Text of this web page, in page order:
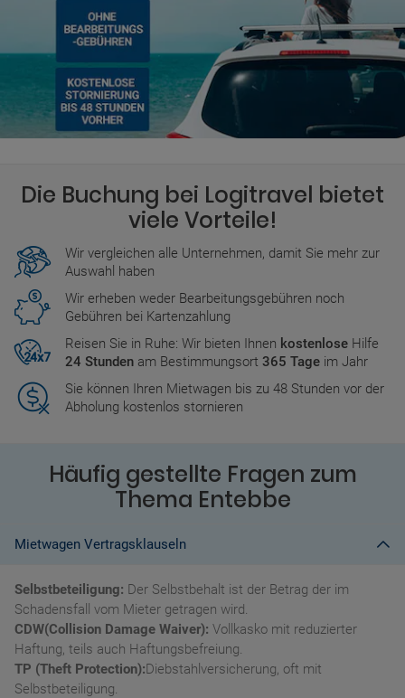
Die Buchung bei Logitravel bietet
viele Vorteile!
Wir vergleichen alle Unternehmen, damit Sie mehr zur
Auswahl haben
Wir erheben weder Bearbeitungsgebühren noch
Gebühren bei Kartenzahlung
Reisen Sie in Ruhe: Wir bieten Ihnen kostenlose Hilfe
24 Stunden am Bestimmungsort 365 Tage im Jahr
Sie können Ihren Mietwagen bis zu 48 Stunden vor der
Abholung kostenlos stornieren
Häufig gestellte Fragen zum
Thema Entebbe
Mietwagen Vertragsklauseln
Selbstbeteiligung: Der Selbstbehalt ist der Betrag der im
Schadensfall vom Mieter getragen wird.
CDW(Collision Damage Waiver): Vollkasko mit reduzierter
Haftung, teils auch Haftungsbefreiung.
TP (Theft Protection):Diebstahlversicherung, oft mit
Selbstbeteiligung.